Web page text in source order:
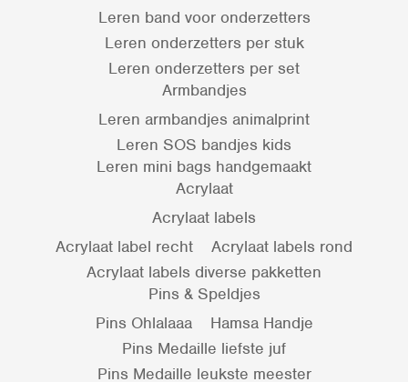
Leren band voor onderzetters
Leren onderzetters per stuk
Leren onderzetters per set
Armbandjes
Leren armbandjes animalprint
Leren SOS bandjes kids
Leren mini bags handgemaakt
Acrylaat
Acrylaat labels
Acrylaat label recht
Acrylaat labels rond
Acrylaat labels diverse pakketten
Pins & Speldjes
Pins Ohlalaaa
Hamsa Handje
Pins Medaille liefste juf
Pins Medaille leukste meester